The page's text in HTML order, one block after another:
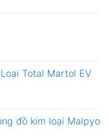
Total Martol EV
đồ kim loại Malpyo